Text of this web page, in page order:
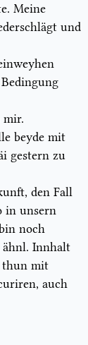
Meine
und
mir.
beyde mit
gestern zu
den Fall
in unsern
noch
ähnl. Innhalt
thun mit
auch